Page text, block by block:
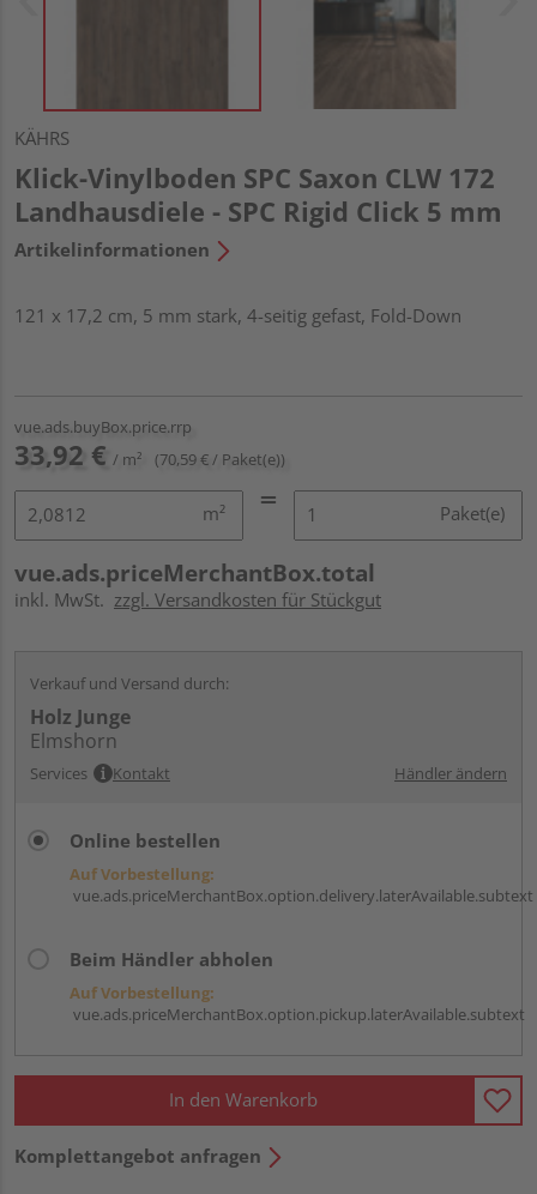
KÄHRS
Klick-Vinylboden SPC Saxon CLW 172
Landhausdiele - SPC Rigid Click 5 mm
Artikelinformationen
121 x 17,2 cm, 5 mm stark, 4-seitig gefast, Fold-Down
vue.ads.buyBox.price.rrp
33,92 € / m² (70,59 € / Paket(e))
m² Paket(e)
vue.ads.priceMerchantBox.total
inkl. MwSt. zzgl. Versandkosten für Stückgut
Verkauf und Versand durch:
Holz Junge
Elmshorn
Services Kontakt Händler ändern
Online bestellen
Auf Vorbestellung:
vue.ads.priceMerchantBox.option.delivery.laterAvailable.subtext
Beim Händler abholen
Auf Vorbestellung:
vue.ads.priceMerchantBox.option.pickup.laterAvailable.subtext
In den Warenkorb
Komplettangebot anfragen